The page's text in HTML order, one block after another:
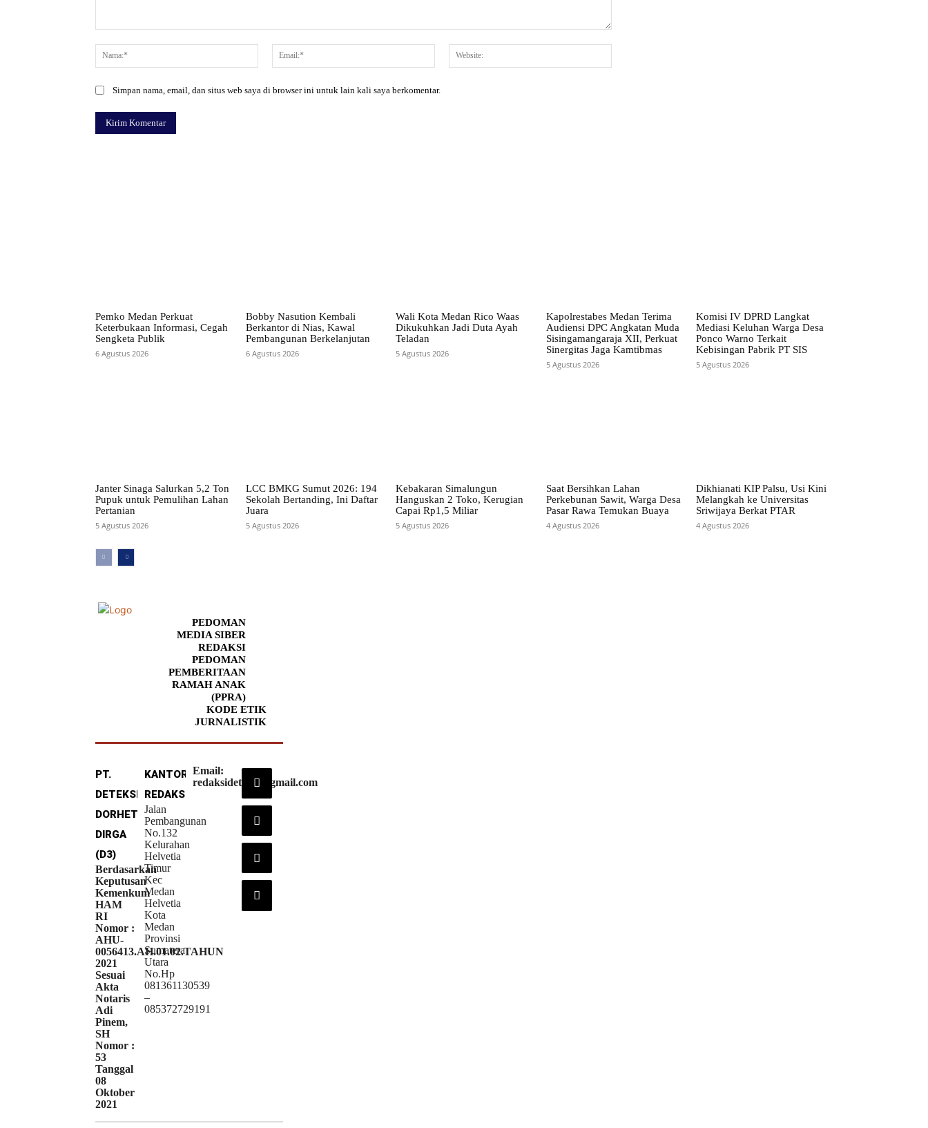
Nama:*
Email:*
Simpan nama, email, dan situs web saya di browser ini untuk lain kali saya berkomentar.
Pemko Medan Perkuat
Keterbukaan Informasi, Cegah
Sengketa Publik
6 Agustus 2026
Bobby Nasution Kembali
Berkantor di Nias, Kawal
Pembangunan Berkelanjutan
6 Agustus 2026
Wali Kota Medan Rico Waas
Dikukuhkan Jadi Duta Ayah
Teladan
5 Agustus 2026
Kapolrestabes Medan Terima
Audiensi DPC Angkatan Muda
Sisingamangaraja XII, Perkuat
Sinergitas Jaga Kamtibmas
5 Agustus 2026
Komisi IV DPRD Langkat
Mediasi Keluhan Warga Desa
Ponco Warno Terkait
Kebisingan Pabrik PT SIS
5 Agustus 2026
Janter Sinaga Salurkan 5,2 Ton
Pupuk untuk Pemulihan Lahan
Pertanian
5 Agustus 2026
LCC BMKG Sumut 2026: 194
Sekolah Bertanding, Ini Daftar
Juara
5 Agustus 2026
Kebakaran Simalungun
Hanguskan 2 Toko, Kerugian
Capai Rp1,5 Miliar
5 Agustus 2026
Saat Bersihkan Lahan
Perkebunan Sawit, Warga Desa
Pasar Rawa Temukan Buaya
4 Agustus 2026
Dikhianati KIP Palsu, Usi Kini
Melangkah ke Universitas
Sriwijaya Berkat PTAR
4 Agustus 2026
PEDOMAN
MEDIA SIBER
REDAKSI
PEDOMAN
PEMBERITAAN
RAMAH ANAK
(PPRA)
KODE ETIK
JURNALISTIK
PT.
DETEKSI
DORHETA
DIRGA
(D3)
Berdasarkan
Keputusan
Kemenkum
HAM
RI
Nomor :
AHU-
0056413.AH.01.02.TAHUN
2021
Sesuai
Akta
Notaris
Adi
Pinem,
SH
Nomor :
53
Tanggal
08
Oktober
2021
KANTOR
REDAKSI
Jalan
Pembangunan
No.132
Kelurahan
Helvetia
Timur
Kec
Medan
Helvetia
Kota
Medan
Provinsi
Sumatera
Utara
No.Hp
081361130539
–
085372729191
Email:
redaksideteksi@gmail.com